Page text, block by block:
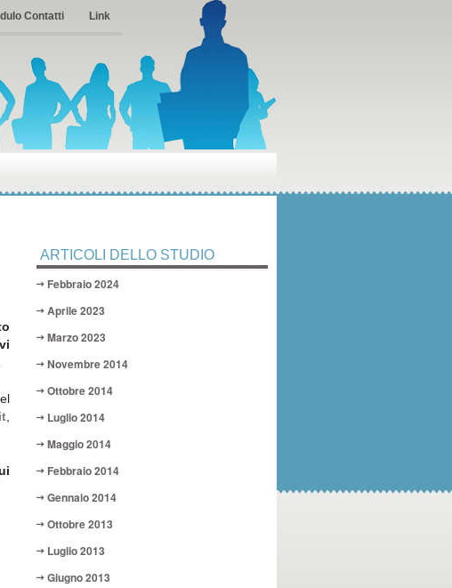
Contatti Link
ARTICOLI DELLO STUDIO
Febbraio 2024
Aprile 2023
Marzo 2023
Novembre 2014
Ottobre 2014
Luglio 2014
Maggio 2014
Febbraio 2014
Gennaio 2014
Ottobre 2013
Luglio 2013
Giugno 2013